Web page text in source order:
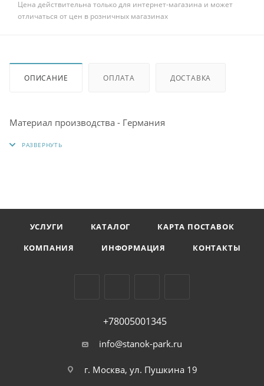
Цена действительна только для интернет-магазина и может
отличаться от цен в розничных магазинах
ОПИСАНИЕ ОПЛАТА ДОСТАВКА
Материал производства - Германия
УСЛУГИ КАТАЛОГ
КАРТА ПОСТАВОК
КОМПАНИЯ
ИНФОРМАЦИЯ КОНТАКТЫ
+78005001345
info@stanok-park.ru
г. Москва, ул. Пушкина 19